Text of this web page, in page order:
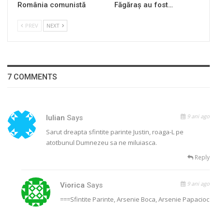
România comunistă
Făgăraș au fost…
PREV NEXT
7 COMMENTS
Iulian Says 9 ani ago
Sarut dreapta sfintite parinte Justin, roaga-L pe
atotbunul Dumnezeu sa ne miluiasca.
Reply
VioricaSays 9 ani ago
===Sfintite Parinte, Arsenie Boca, Arsenie Papacioc